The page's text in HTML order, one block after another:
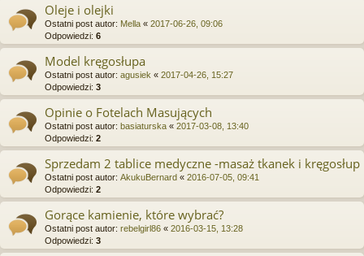
Oleje i olejki
Ostatni post autor: Mella « 2017-06-26, 09:06
Odpowiedzi: 6
Model kręgosłupa
Ostatni post autor: agusiek « 2017-04-26, 15:27
Odpowiedzi: 3
Opinie o Fotelach Masujących
Ostatni post autor: basiaturska « 2017-03-08, 13:40
Odpowiedzi: 2
Sprzedam 2 tablice medyczne -masaż tkanek i kręgosłup
Ostatni post autor: AkukuBernard « 2016-07-05, 09:41
Odpowiedzi: 2
Gorące kamienie, które wybrać?
Ostatni post autor: rebelgirl86 « 2016-03-15, 13:28
Odpowiedzi: 3